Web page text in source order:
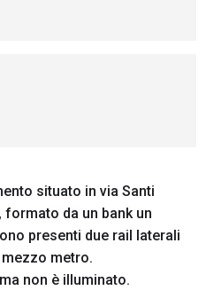
situato in via Santi
da un bank un
presenti due rail laterali
metro.
non è illuminato.